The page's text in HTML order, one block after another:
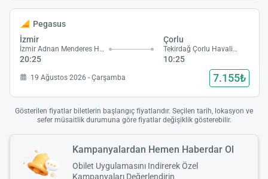
Pegasus
İzmir
İzmir Adnan Menderes Havalimanı
20:25
Çorlu
Tekirdağ Çorlu Havalimanı
10:25
19 Ağustos 2026 - Çarşamba 7.155₺
Gösterilen fiyatlar biletlerin başlangıç fiyatlarıdır. Seçilen tarih, lokasyon ve
sefer müsaitlik durumuna göre fiyatlar değişiklik gösterebilir.
Kampanyalardan Hemen Haberdar Ol
Obilet Uygulamasını Indirerek Özel
Kampanyaları Değerlendirin